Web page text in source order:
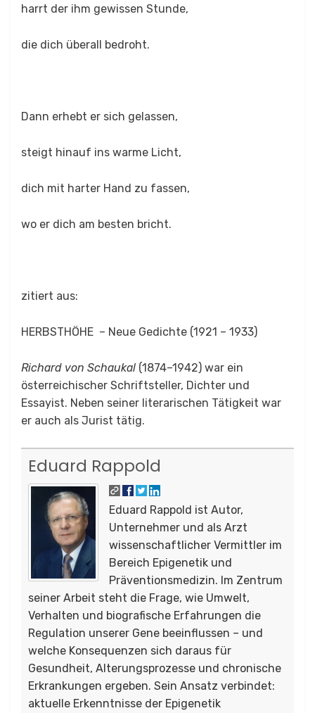
harrt der ihm gewissen Stunde,
die dich überall bedroht.
Dann erhebt er sich gelassen,
steigt hinauf ins warme Licht,
dich mit harter Hand zu fassen,
wo er dich am besten bricht.
zitiert aus:
HERBSTHÖHE – Neue Gedichte (1921 – 1933)
Richard von Schaukal (1874–1942) war ein
österreichischer Schriftsteller, Dichter und
Essayist. Neben seiner literarischen Tätigkeit war
er auch als Jurist tätig.
Eduard Rappold
Eduard Rappold ist Autor,
Unternehmer und als Arzt
wissenschaftlicher Vermittler im
Bereich Epigenetik und
Präventionsmedizin. Im Zentrum
seiner Arbeit steht die Frage, wie Umwelt,
Verhalten und biografische Erfahrungen die
Regulation unserer Gene beeinflussen – und
welche Konsequenzen sich daraus für
Gesundheit, Alterungsprozesse und chronische
Erkrankungen ergeben. Sein Ansatz verbindet:
aktuelle Erkenntnisse der Epigenetik